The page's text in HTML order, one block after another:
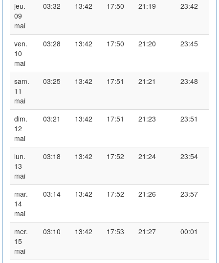
jeu.
09
mai
03:32 13:42 17:50 21:19 23:42
ven.
10
mai
03:28 13:42 17:50 21:20 23:45
sam.
11
mai
03:25 13:42 17:51 21:21 23:48
dim.
12
mai
03:21 13:42 17:51 21:23 23:51
lun.
13
mai
03:18 13:42 17:52 21:24 23:54
mar.
14
mai
03:14 13:42 17:52 21:26 23:57
mer.
15
mai
03:10 13:42 17:53 21:27 00:01